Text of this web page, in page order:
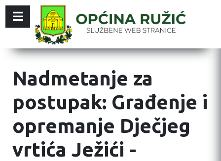
Nadmetanje za
postupak: Građenje i
opremanje Dječjeg
vrtića Ježići -